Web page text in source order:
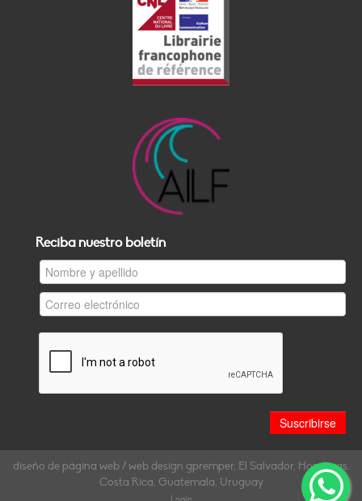
Reciba nuestro boletín
diseño de página web / web design gpremper, El Salvador, Honduras,
Costa Rica, Guatemala, Uruguay
Login